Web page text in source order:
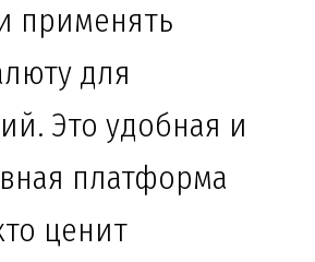
применять
для
Это удобная и
платформа
ценит